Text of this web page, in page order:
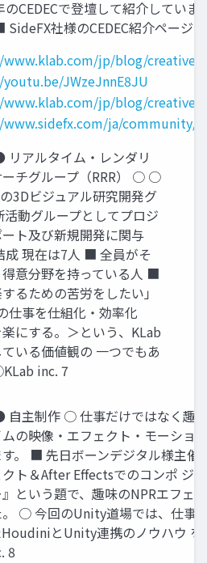
CEDECで登壇して紹介していま
社様のCEDEC紹介ページ
jp/blog/creative/
JWzeJnnE8JU
jp/blog/creative/
ja/community/
リアルタイム・レンダリ
ーチグループ（RRR） ○ ○
3Dビジュアル研究開発グ
活動グループとしてプロジ
ト及び新規開発に関与
成 現在は7人 ■ 全員がそ
意分野を持っている人 ■
るための苦労をしたい」
仕事を仕組化・効率化
にする。＞という、KLab
いる価値観の 一つでもあ
inc. 7
自主制作 ○ 仕事だけではなく趣
の映像・エフェクト・モーショ
す。 ■ 先日ボーンデジタル様主
ト＆After Effectsでのコンポ ジ
という題で、趣味のNPRエフェ
○ 今回のUnity道場では、仕事
とUnity連携のノウハウ を
8